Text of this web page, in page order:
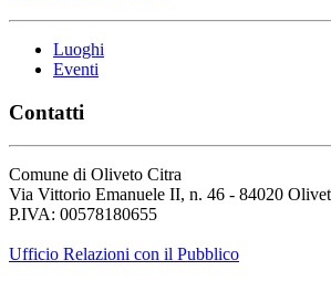
Luoghi
Eventi
Contatti
Comune di Oliveto Citra
Via Vittorio Emanuele II, n. 46 - 84020
P.IVA: 00578180655
Ufficio Relazioni con il Pubblico